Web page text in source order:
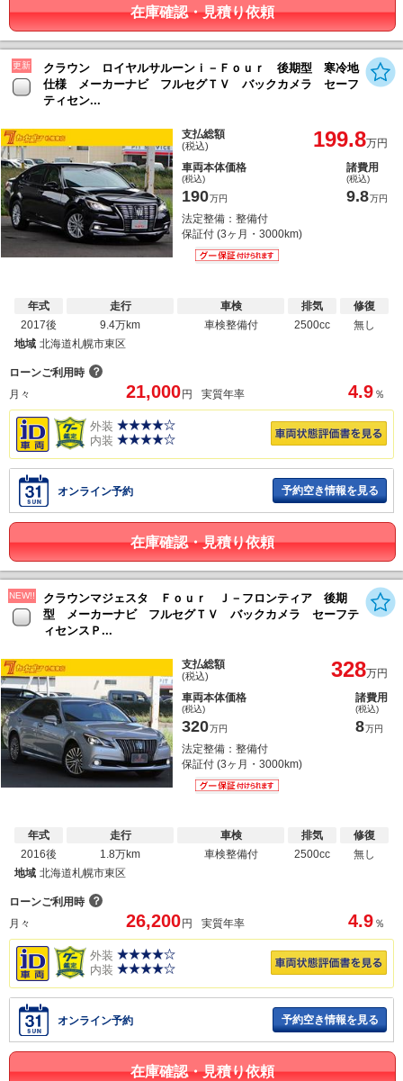
在庫確認・見積り依頼
更新
クラウン ロイヤルサルーンｉ－Ｆｏｕｒ 後期型 寒冷地
仕様 メーカーナビ フルセグＴＶ バックカメラ セーフ
ティセン...
支払総額
(税込) 199.8万円
車両本体価格
(税込)
190万円
諸費用
(税込)
9.8万円
法定整備：整備付
保証付 (3ヶ月・3000km)
年式
2017後
走行
9.4万km
車検
車検整備付
排気
2500cc
修復
無し
地域 北海道札幌市東区
ローンご利用時 ？
月々
21,000円 実質年率 4.9 ％
外装
内装
オンライン予約 予約空き情報を見る
在庫確認・見積り依頼
NEW!!
クラウンマジェスタ Ｆｏｕｒ Ｊ－フロンティア 後期
型 メーカーナビ フルセグＴＶ バックカメラ セーフテ
ィセンスＰ...
支払総額
(税込) 328万円
車両本体価格
(税込)
320万円
諸費用
(税込)
8万円
法定整備：整備付
保証付 (3ヶ月・3000km)
年式
2016後
走行
1.8万km
車検
車検整備付
排気
2500cc
修復
無し
地域 北海道札幌市東区
ローンご利用時 ？
月々
26,200 円 実質年率 4.9 ％
外装
内装
オンライン予約 予約空き情報を見る
在庫確認・見積り依頼